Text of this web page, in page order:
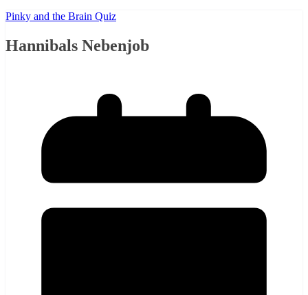
Pinky and the Brain Quiz
Hannibals Nebenjob